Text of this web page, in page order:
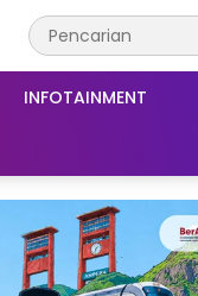
INFOTAINMENT